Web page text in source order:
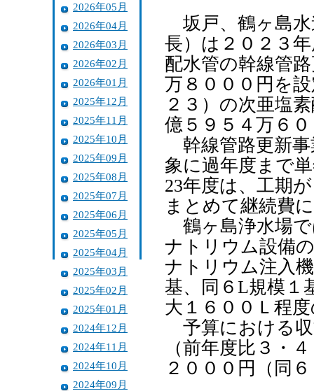
2026年05月
2026年04月
2026年03月
2026年02月
2026年01月
2025年12月
2025年11月
2025年10月
2025年09月
2025年08月
2025年07月
2025年06月
2025年05月
2025年04月
2025年03月
2025年02月
2025年01月
2024年12月
2024年11月
2024年10月
2024年09月
坂戸、鶴ヶ島水
長）は２０２３
配水管の幹線管
万８０００円を
２３）の次亜塩
億５９５４万６
幹線管路更新事
象に過年度まで
23年度は、工期
まとめて継続費
鶴ヶ島浄水場で
ナトリウム設備
ナトリウム注入
基、同６L規模１
大１６００Ｌ程
予算における収
（前年度比３・
２０００円（同